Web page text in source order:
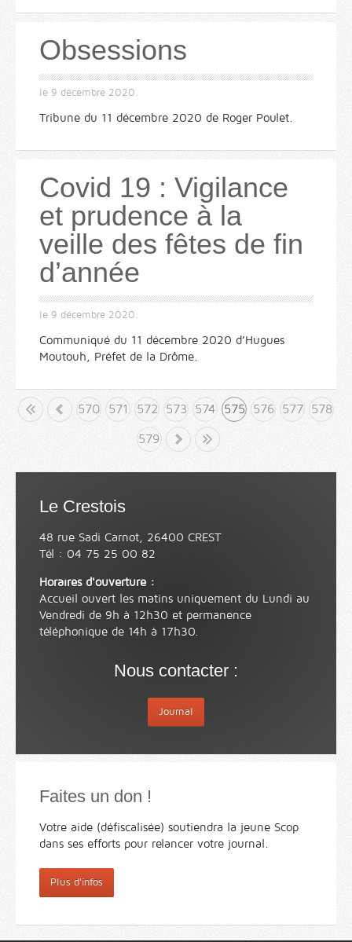
Obsessions
le 9 décembre 2020.
Tribune du 11 décembre 2020 de Roger Poulet.
Covid 19 : Vigilance
et prudence à la
veille des fêtes de fin
d’année
le 9 décembre 2020.
Communiqué du 11 décembre 2020 d’Hugues
Moutouh, Préfet de la Drôme.
« 570 571 572 573 574 575 576 577 578
579
» Fin
Le Crestois
48 rue Sadi Carnot, 26400 CREST
Tél : 04 75 25 00 82
Horaires d'ouverture :
Accueil ouvert les matins uniquement du Lundi au
Vendredi de 9h à 12h30 et permanence
téléphonique de 14h à 17h30.
Nous contacter :
Journal
Faites un don !
Votre aide (défiscalisée) soutiendra la jeune Scop
dans ses efforts pour relancer votre journal.
Plus d'infos